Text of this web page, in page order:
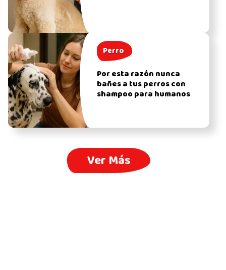
Perro
Por esta razón nunca
bañes a tus perros con
shampoo para humanos
Ver Más